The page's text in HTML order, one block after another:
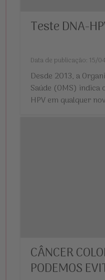
Teste DNA-
Data de publicação: 15/
Desde 2013, a
Saúde (OMS) indica
HPV em qualquer
CÂNCER
PODEMOS